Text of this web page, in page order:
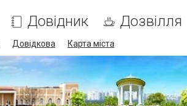
Довідник Дозвілля
Довідкова Карта міста